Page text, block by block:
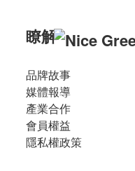
瞭解
品牌故事
媒體報導
產業合作
會員權益
隱私權政策